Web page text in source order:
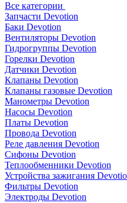
Все категории
Запчасти Devotion
Баки Devotion
Вентиляторы Devotion
Гидрогруппы Devotion
Горелки Devotion
Датчики Devotion
Клапаны Devotion
Клапаны газовые Devotion
Манометры Devotion
Насосы Devotion
Платы Devotion
Провода Devotion
Реле давления Devotion
Сифоны Devotion
Теплообменники Devotion
Устройства зажигания
Фильтры Devotion
Электроды Devotion